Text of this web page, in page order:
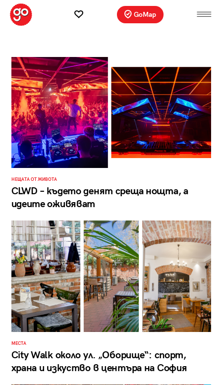
GoMap
НЕЩАТА ОТ ЖИВОТА
CLWD – където денят среща нощта, а
идеите оживяват
МЕСТА
City Walk около ул. „Оборище“: спорт,
храна и изкуство в центъра на София